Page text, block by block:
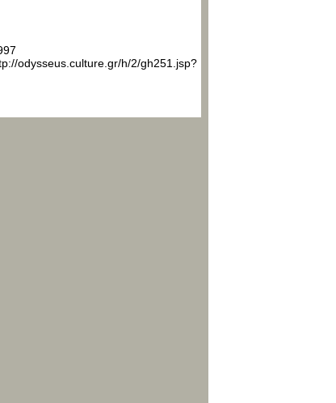
odysseus.culture.gr/h/2/gh251.jsp?